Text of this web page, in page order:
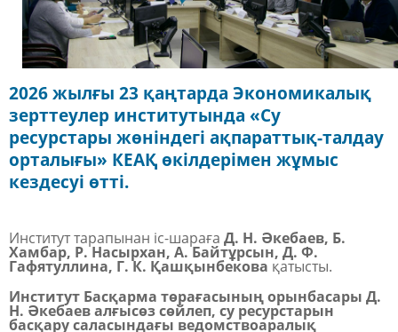
2026 жылғы 23 қаңтарда Экономикалық
зерттеулер институтында «Су
ресурстары жөніндегі ақпараттық-талдау
орталығы» КЕАҚ өкілдерімен жұмыс
кездесуі өтті.
Институт тарапынан іс-шараға Д. Н. Әкебаев, Б.
Хамбар, Р. Насырхан, А. Байтұрсын, Д. Ф.
Гафятуллина, Г. К. Қашқынбекова қатысты.
Институт Басқарма төрағасының орынбасары Д.
Н. Әкебаев алғысөз сөйлеп, су ресурстарын
басқару саласындағы ведомствоаралық